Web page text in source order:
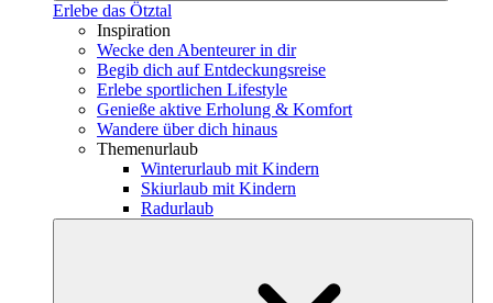
Erlebe das Ötztal
Inspiration
Wecke den Abenteurer in dir
Begib dich auf Entdeckungsreise
Erlebe sportlichen Lifestyle
Genieße aktive Erholung & Komfort
Wandere über dich hinaus
Themenurlaub
Winterurlaub mit Kindern
Skiurlaub mit Kindern
Radurlaub